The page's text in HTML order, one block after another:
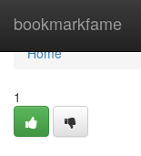
bookmarkfame
Home
Home
1